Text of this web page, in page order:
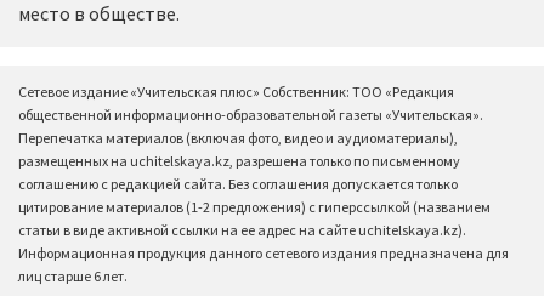
место в обществе.
Сетевое издание «Учительская плюс» Собственник: ТОО «Редакция
общественной информационно-образовательной газеты «Учительская».
Перепечатка материалов (включая фото, видео и аудиоматериалы),
размещенных на uchitelskaya.kz, разрешена только по письменному
соглашению с редакцией сайта. Без соглашения допускается только
цитирование материалов (1-2 предложения) с гиперссылкой (названием
статьи в виде активной ссылки на ее адрес на сайте uchitelskaya.kz).
Информационная продукция данного сетевого издания предназначена для
лиц старше 6 лет.